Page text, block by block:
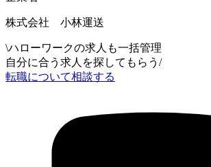
株式会社 小林運送
\ハローワークの求人も一括管理
自分に合う求人を探してもらう /
転職について相談する